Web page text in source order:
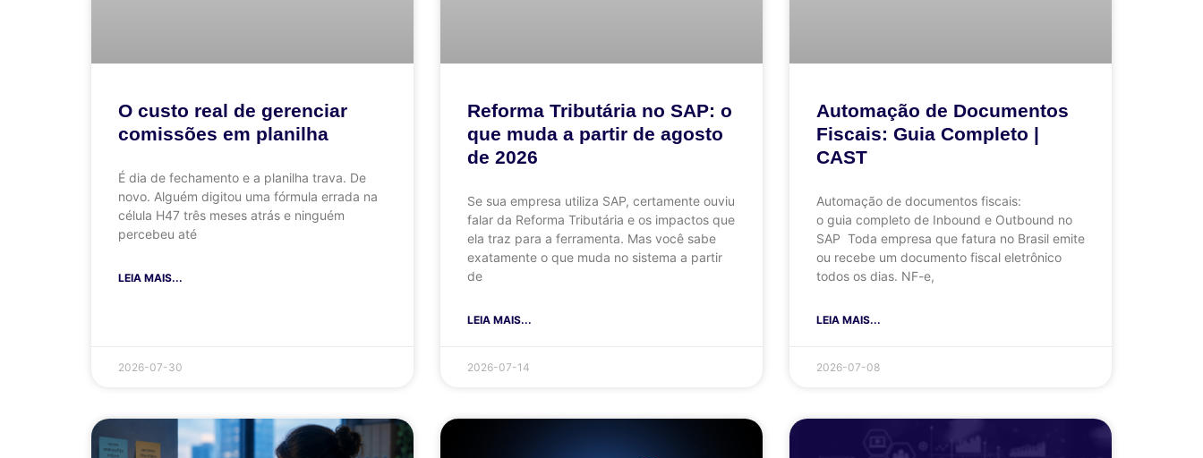
O custo real de gerenciar
comissões em planilha
É dia de fechamento e a planilha trava. De
novo. Alguém digitou uma fórmula errada na
célula H47 três meses atrás e ninguém
percebeu até
LEIA MAIS...
2026-07-30
Reforma Tributária no SAP: o
que muda a partir de agosto
de 2026
Se sua empresa utiliza SAP, certamente ouviu
falar da Reforma Tributária e os impactos que
ela traz para a ferramenta. Mas você sabe
exatamente o que muda no sistema a partir
de
LEIA MAIS...
2026-07-14
Automação de Documentos
Fiscais: Guia Completo |
CAST
Automação de documentos fiscais:
o guia completo de Inbound e Outbound no
SAP Toda empresa que fatura no Brasil emite
ou recebe um documento fiscal eletrônico
todos os dias. NF-e,
LEIA MAIS...
2026-07-08